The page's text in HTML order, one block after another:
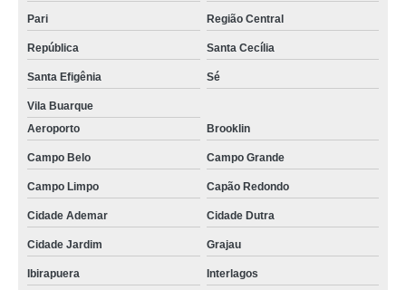
Pari Região Central
República Santa Cecília
Santa Efigênia Sé
Vila Buarque
Aeroporto
Brooklin
Campo Belo Campo Grande
Campo Limpo Capão Redondo
Cidade Ademar Cidade Dutra
Cidade Jardim Grajau
Ibirapuera Interlagos